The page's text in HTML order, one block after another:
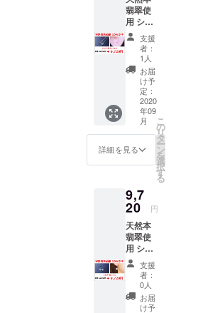
真と実
際の商
品で
は、色
合い、
大きさ
や形に
若干の
違いは
ござい
ますの
で、ご
注意く
のご希
望サイ
ズで制
作いた
しま
す。 ■
ジュエ
リー
ボック
ス代・
送料代
込み ※
リング
ズで制
作いた
します
ので、
ご支援
いただ
く際に
ご希望
サイズ
を備考
欄に記
翡翠使
用 シル
バー製
猫耳デ
ザイン
ネック
レス ■
素材：
天然本
翡翠、
シル
バー950
、シル
バー
925（チ
ン） ■
トッ
プ：横
約
10mm×
縦約
12mm
■チェー
ン：
40cm ■
ジュエ
支援
者：
1人
お届
け予
定：
2020
年09
月
詳細を見る
こ
の
リ
タ
ー
ン
を
選
択
す
る
9,7
20 円
天然本
翡翠使
用 シル
バー製
猫耳デ
ザイン
ピアス
■素材：
支援
者：
0人
お届
け予